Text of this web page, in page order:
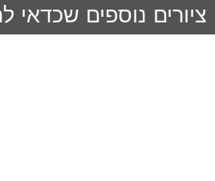
ציורים נוספים שכדאי